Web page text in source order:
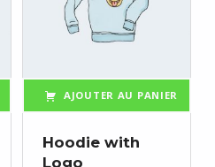
AJOUTER AU PANIER
Hoodie with
Logo